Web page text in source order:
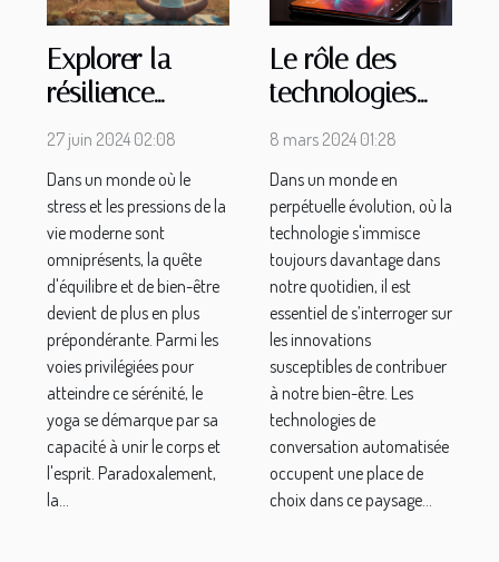
Explorer la
résilience
émotionnelle à
travers le yoga
nu
27 juin 2024 02:08
Dans un monde où le
stress et les pressions de la
vie moderne sont
omniprésents, la quête
d'équilibre et de bien-être
devient de plus en plus
prépondérante. Parmi les
voies privilégiées pour
atteindre ce sérénité, le
yoga se démarque par sa
capacité à unir le corps et
l'esprit. Paradoxalement,
la...
Le rôle des
technologies
de
automatisée
dans la gestion
du stress
quotidien
8 mars 2024 01:28
Dans un monde en
perpétuelle évolution, où la
technologie s'immisce
toujours davantage dans
notre quotidien, il est
essentiel de s’interroger sur
les innovations
susceptibles de contribuer
à notre bien-être. Les
technologies de
conversation automatisée
occupent une place de
choix dans ce paysage...